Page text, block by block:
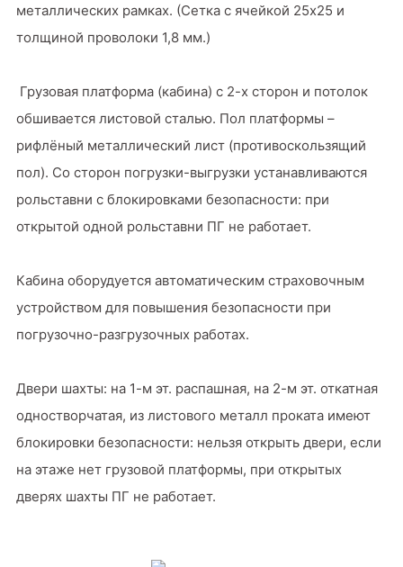
металлических рамках. (Сетка с ячейкой 25х25 и
толщиной проволоки 1,8 мм.)
Грузовая платформа (кабина) с 2-х сторон и потолок
обшивается листовой сталью. Пол платформы –
рифлёный металлический лист (противоскользящий
пол). Со сторон погрузки-выгрузки устанавливаются
рольставни с блокировками безопасности: при
открытой одной рольставни ПГ не работает.
Кабина оборудуется автоматическим страховочным
устройством для повышения безопасности при
погрузочно-разгрузочных работах.
Двери шахты: на 1-м эт. распашная, на 2-м эт. откатная
одностворчатая, из листового металл проката имеют
блокировки безопасности: нельзя открыть двери, если
на этаже нет грузовой платформы, при открытых
дверях шахты ПГ не работает.